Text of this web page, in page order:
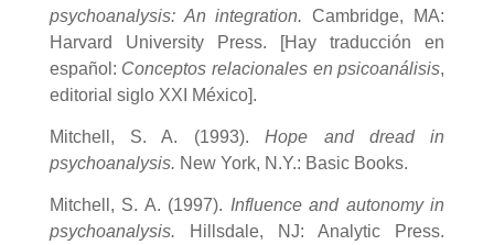
psychoanalysis: An integration.Cambridge, MA:
Harvard University Press. [Hay traducción en
español: Conceptos relacionales en psicoanálisis,
editorial siglo XXI México].
Mitchell, S. A. (1993).Hope and dread in
psychoanalysis. New York, N.Y.: Basic Books.
Mitchell, S. A. (1997). Influence and autonomy in
psychoanalysis.
Hillsdale, NJ: Analytic Press.